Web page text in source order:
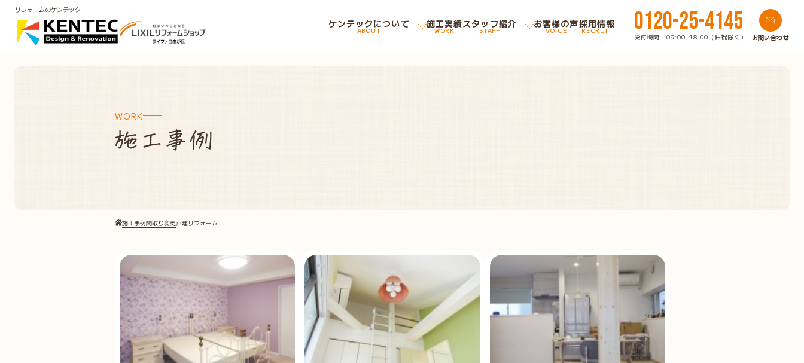
リフォームのケンテック
ケンテックについて
ABOUT
施工実績
WORK
スタッフ紹介
STAFF
お客様の声
VOICE
採用情報
RECRUIT 0120-25-4145
受付時間 09:00-18:00（日祝除く） お問い合わせ
WORK
施工事例間取り変更戸建リフォーム